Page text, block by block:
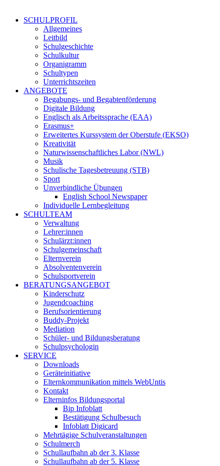
SCHULPROFIL
Allgemeines
Leitbild
Schulgeschichte
Schulkultur
Organigramm
Schultypen
Unterrichtszeiten
ANGEBOTE
Begabungs- und Begabtenförderung
Digitale Bildung
Englisch als Arbeitssprache (EAA)
Erasmus+
Erweitertes Kurssystem der Oberstufe (EKSO)
Kreativität
Naturwissenschaftliches Labor (NWL)
Musik
Schulische Tagesbetreuung (STB)
Sport
Unverbindliche Übungen
English School Newspaper
Individuelle Lernbegleitung
SCHULTEAM
Verwaltung
Lehrer:innen
Schulärzt:innen
Schulgemeinschaft
Elternverein
Absolventenverein
Schulsportverein
BERATUNGSANGEBOT
Kinderschutz
Jugendcoaching
Berufsorientierung
Buddy-Projekt
Mediation
Schüler- und Bildungsberatung
Schulpsychologin
SERVICE
Downloads
Geräteinitiative
Elternkommunikation mittels WebUntis
Kontakt
Elterninfos Bildungsportal
Bip Infoblatt
Bestätigung Schulbesuch
Infoblatt Digicard
Mehrtägige Schulveranstaltungen
Schulmerch
Schullaufbahn ab der 3. Klasse
Schullaufbahn ab der 5. Klasse